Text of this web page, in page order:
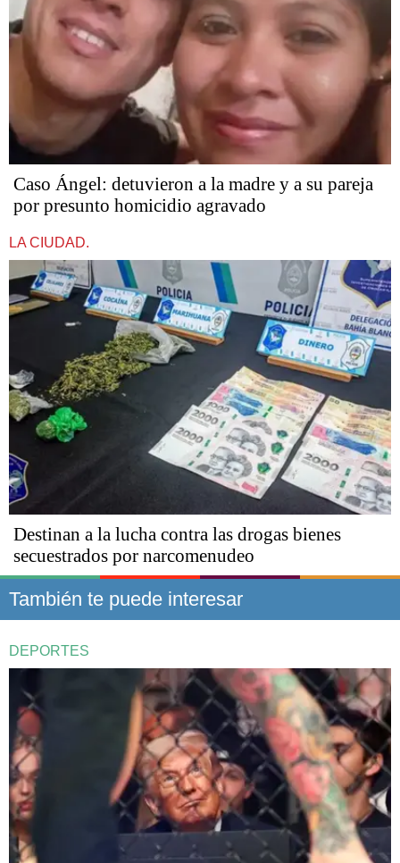
Caso Ángel: detuvieron a la madre y a su pareja
por presunto homicidio agravado
LA CIUDAD.
Destinan a la lucha contra las drogas bienes
secuestrados por narcomenudeo
También te puede interesar
DEPORTES